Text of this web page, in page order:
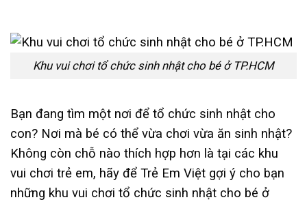
Khu vui chơi tổ chức sinh nhật cho bé ở TP.HCM
Bạn đang tìm một nơi để tổ chức sinh nhật cho
con? Nơi mà bé có thể vừa chơi vừa ăn sinh nhật?
Không còn chỗ nào thích hợp hơn là tại các khu
vui chơi trẻ em, hãy để Trẻ Em Việt gợi ý cho bạn
những khu vui chơi tổ chức sinh nhật cho bé ở